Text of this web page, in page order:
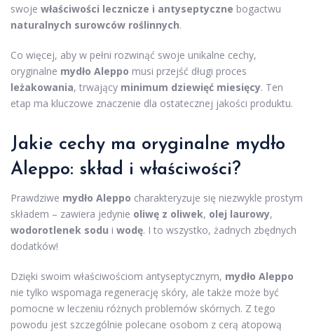
swoje właściwości lecznicze i antyseptyczne bogactwu
naturalnych surowców roślinnych.
Co więcej, aby w pełni rozwinąć swoje unikalne cechy,
oryginalne mydło Aleppo musi przejść długi proces
leżakowania, trwający minimum dziewięć miesięcy. Ten
etap ma kluczowe znaczenie dla ostatecznej jakości produktu.
Jakie cechy ma oryginalne mydło
Aleppo: skład i właściwości?
Prawdziwe mydło Aleppo charakteryzuje się niezwykle prostym
składem – zawiera jedynie oliwę z oliwek, olej laurowy,
wodorotlenek sodu i wodę. I to wszystko, żadnych zbędnych
dodatków!
Dzięki swoim właściwościom antyseptycznym, mydło Aleppo
nie tylko wspomaga regenerację skóry, ale także może być
pomocne w leczeniu różnych problemów skórnych. Z tego
powodu jest szczególnie polecane osobom z cerą atopową